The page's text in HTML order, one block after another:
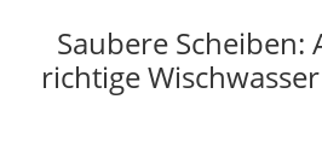
Saubere Scheiben:
richtige